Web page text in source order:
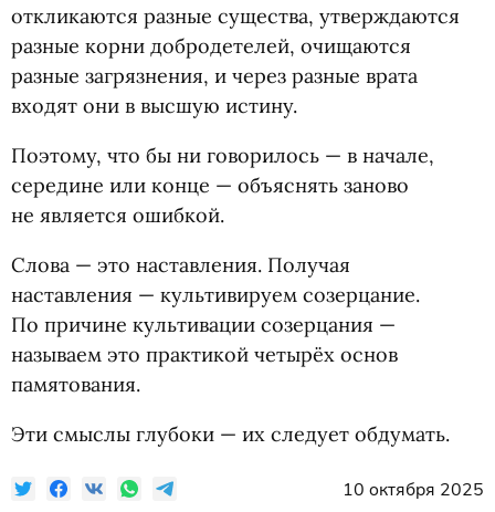
откликаются разные существа, утверждаются
разные корни добродетелей, очищаются
разные загрязнения, и через разные врата
входят они в высшую истину.
Поэтому, что бы ни говорилось — в начале,
середине или конце — объяснять заново
не является ошибкой.
Слова — это наставления. Получая
наставления — культивируем созерцание.
По причине культивации созерцания —
называем это практикой четырёх основ
памятования.
Эти смыслы глубоки — их следует обдумать.
10 октября 2025